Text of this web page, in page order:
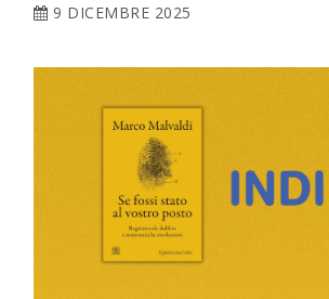
9 DICEMBRE 2025